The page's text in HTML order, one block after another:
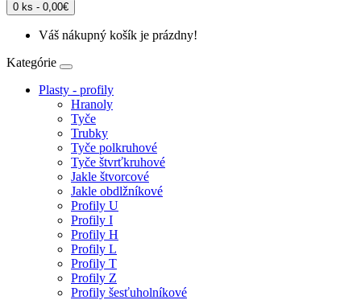
0 ks - 0,00€
Váš nákupný košík je prázdny!
Kategórie
Plasty - profily
Hranoly
Tyče
Trubky
Tyče polkruhové
Tyče štvrťkruhové
Jakle štvorcové
Jakle obdlžníkové
Profily U
Profily I
Profily H
Profily L
Profily T
Profily Z
Profily šesťuholníkové